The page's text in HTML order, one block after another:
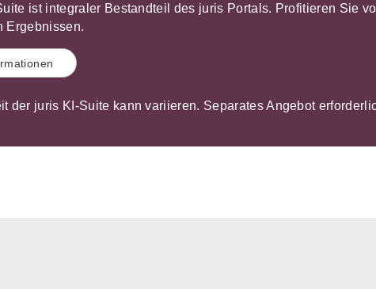
ist integraler Bestandteil des juris Portals. Profitieren Sie
Ergebnissen.
der juris KI-Suite kann variieren. Separates Angebot